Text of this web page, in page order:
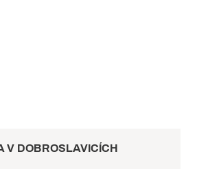
V DOBROSLAVICÍCH